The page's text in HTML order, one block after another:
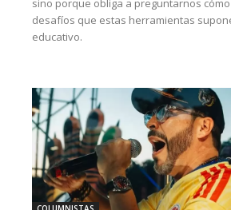
sino porque obliga a preguntarnos
desafíos que estas herramientas
educativo.